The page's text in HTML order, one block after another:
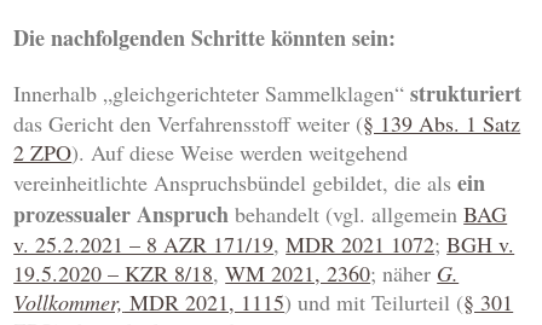
Die nachfolgenden Schritte könnten sein:
Innerhalb „gleichgerichteter Sammelklagen“strukturiert
das Gericht den Verfahrensstoff weiter (§ 139 Abs. 1 Satz
2 ZPO). Auf diese Weise werden weitgehend
vereinheitlichte Anspruchsbündel gebildet, die alsein
prozessualer Anspruch behandelt (vgl. allgemeinBAG
v. 25.2.2021 – 8 AZR 171/19,MDR 2021 1072;BGH v.
19.5.2020 – KZR 8/18,WM 2021, 2360; näher G.
Vollkommer, MDR 2021, 1115) und mit Teilurteil (§ 301